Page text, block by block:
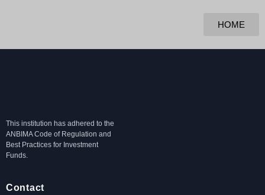
HOME
This institution has adhered to the
ANBIMA Code of Regulation and
Best Practices for Investment
Funds.
Contact